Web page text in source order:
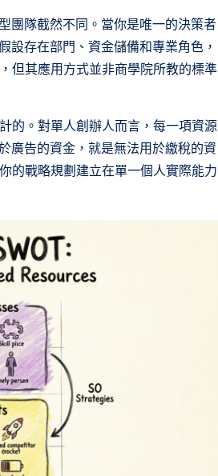
團隊截然不同。當你是唯一的決策者
設存在部門、資金儲備和專業角色，
但其應用方式並非商學院所教的標準
的。對單人創辦人而言，每一項資源
廣告的資金，就是無法用於繳稅的資
的戰略規劃建立在單一個人實際能力